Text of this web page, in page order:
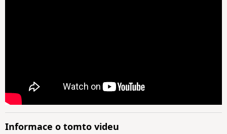
Informace o tomto videu